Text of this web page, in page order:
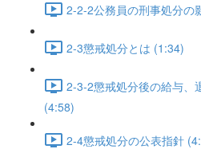
2-2-2公務員の刑事処分の
2-3懲戒処分とは (1:34)
2-3-2懲戒処分後の給与、
(4:58)
2-4懲戒処分の公表指針